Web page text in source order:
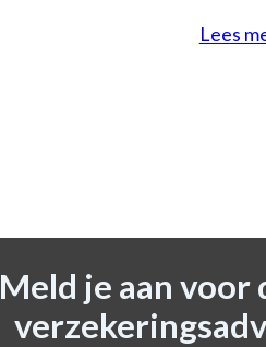
Lees
Meld je aan